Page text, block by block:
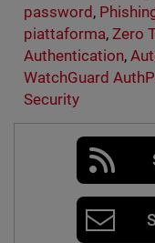
password ,
piattaforma, Zero
Authentication,
WatchGuard
Security